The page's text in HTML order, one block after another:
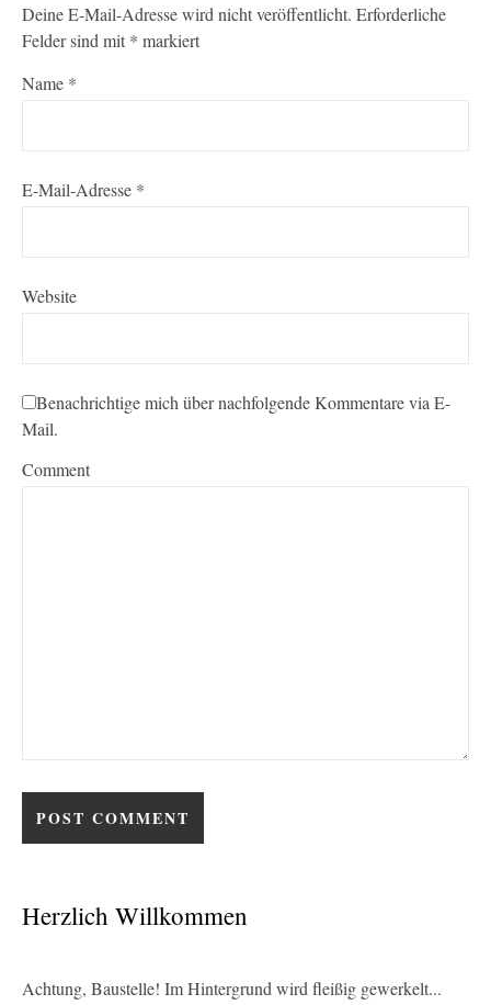
Deine E-Mail-Adresse wird nicht veröffentlicht. Erforderliche
Felder sind mit * markiert
Name *
E-Mail-Adresse *
Website
Benachrichtige mich über nachfolgende Kommentare via E-
Mail.
Comment
Herzlich Willkommen
Achtung, Baustelle! Im Hintergrund wird fleißig gewerkelt...